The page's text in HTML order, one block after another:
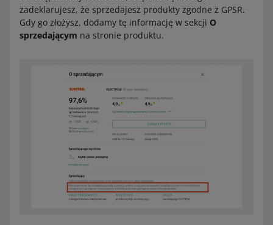
zadeklarujesz, że sprzedajesz produkty zgodne z GPSR.
Gdy go złożysz, dodamy tę informację w sekcji O
sprzedającym na stronie produktu.